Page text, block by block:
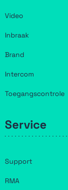
Video
Inbraak
Brand
Intercom
Toegangscontrole
Service
Support
RMA